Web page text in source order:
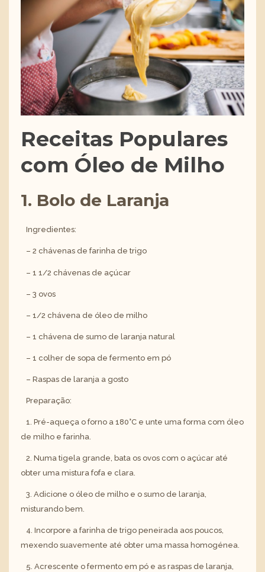
Receitas Populares
com Óleo de Milho
1. Bolo de Laranja
Ingredientes:
– 2 chávenas de farinha de trigo
– 1 1/2 chávenas de açúcar
– 3 ovos
– 1/2 chávena de óleo de milho
– 1 chávena de sumo de laranja natural
– 1 colher de sopa de fermento em pó
– Raspas de laranja a gosto
Preparação:
1. Pré-aqueça o forno a 180°C e unte uma forma com óleo
de milho e farinha.
2. Numa tigela grande, bata os ovos com o açúcar até
obter uma mistura fofa e clara.
3. Adicione o óleo de milho e o sumo de laranja,
misturando bem.
4. Incorpore a farinha de trigo peneirada aos poucos,
mexendo suavemente até obter uma massa homogénea.
5. Acrescente o fermento em pó e as raspas de laranja,